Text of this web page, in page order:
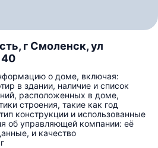
г Смоленск, ул
40
о доме, включая:
в здании, наличие и список
расположенных в доме,
строения, такие как год
конструкции и использованные
об управляющей компании: её
и качество